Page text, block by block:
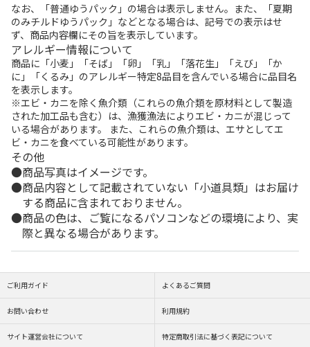
なお、「普通ゆうパック」の場合は表示しません。また、「夏期
のみチルドゆうパック」などとなる場合は、記号での表示はせ
ず、商品内容欄にその旨を表示しています。
アレルギー情報について
商品に「小麦」「そば」「卵」「乳」「落花生」「えび」「か
に」「くるみ」のアレルギー特定8品目を含んでいる場合に品目名
を表示します。
※エビ・カニを除く魚介類（これらの魚介類を原材料として製造
された加工品も含む）は、漁獲漁法によりエビ・カニが混じって
いる場合があります。 また、これらの魚介類は、エサとしてエ
ビ・カニを食べている可能性があります。
その他
商品写真はイメージです。
商品内容として記載されていない「小道具類」はお届け
する商品に含まれておりません。
商品の色は、ご覧になるパソコンなどの環境により、実
際と異なる場合があります。
ご利用ガイド よくあるご質問
お問い合わせ 利用規約
サイト運営会社について 特定商取引法に基づく表記について